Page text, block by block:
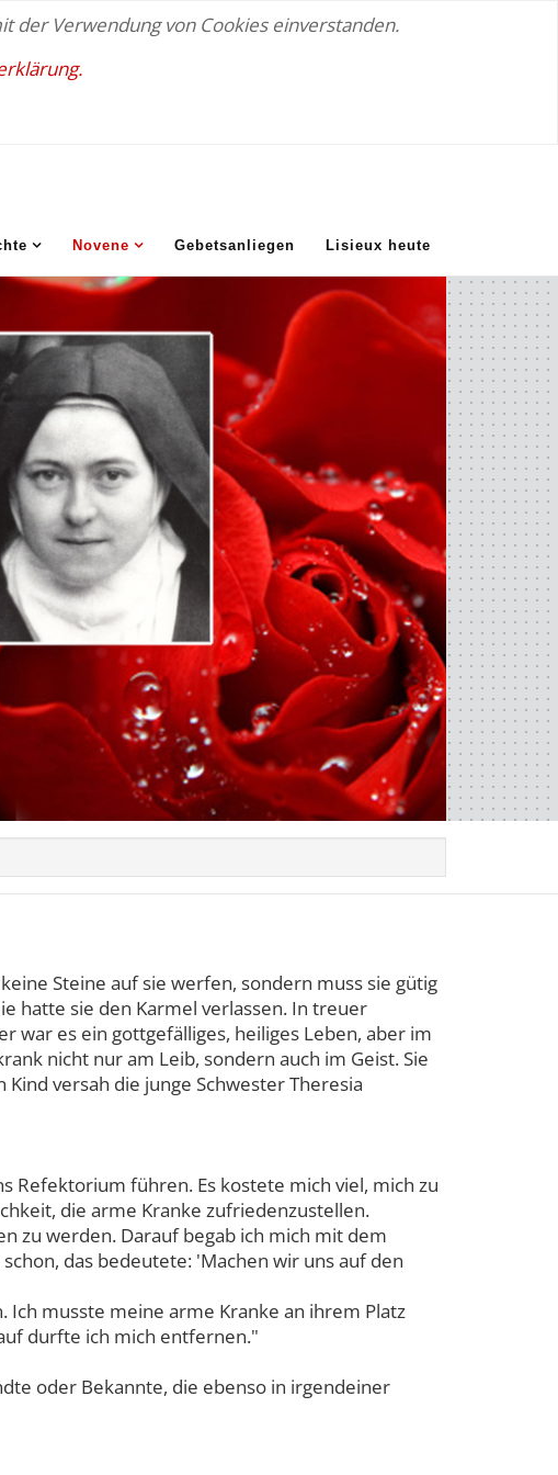
der Verwendung von Cookies einverstanden.
Novene Gebetsanliegen Lisieux heute
Steine auf sie werfen, sondern muss sie gütig
hatte sie den Karmel verlassen. In treuer
war es ein gottgefälliges, heiliges Leben, aber im
nicht nur am Leib, sondern auch im Geist. Sie
versah die junge Schwester Theresia
Refektorium führen. Es kostete mich viel, mich zu
die arme Kranke zufriedenzustellen.
zu werden. Darauf begab ich mich mit dem
das bedeutete: 'Machen wir uns auf den
Ich musste meine arme Kranke an ihrem Platz
durfte ich mich entfernen."
oder Bekannte, die ebenso in irgendeiner